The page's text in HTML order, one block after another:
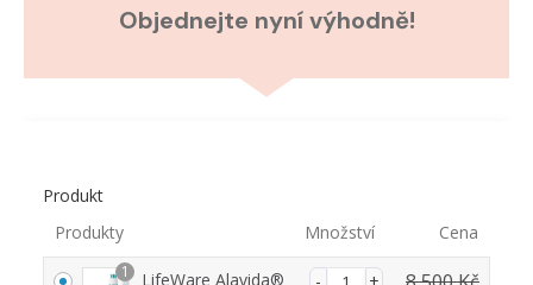
Objednejte nyní výhodně!
Produkt
Produkty
Množství Cena
1
LifeWare Alavida®